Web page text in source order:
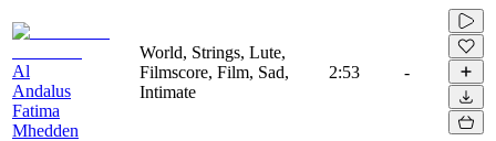
Al
Andalus
Fatima
Mhedden
World, Strings, Lute,
Filmscore, Film, Sad,
Intimate
2:53 -